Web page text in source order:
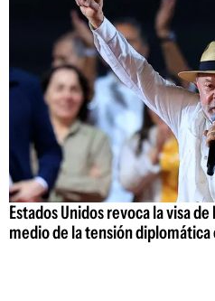
Estados Unidos revoca la visa
medio de la tensión